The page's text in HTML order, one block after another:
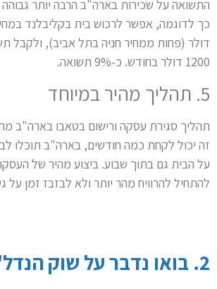
התשואה על שכירות בארה"ב הרבה יותר
1200 דולר בחודש. כ-9% תשואה.
5. תהליך מהיר במיוחד
תהליך סגירת עסקה ורישום בטאבו בארה"ב
זה יכול לקחת כמה חודשים, בארה"ב תוכלו
על הבית גם בתוך שבוע. ביצוע מהיר של
להתחיל להרוויח מהר יותר ולא לבזבז זמן על
2. בואו נדבר על שוק הנדל"ן בארה"ב